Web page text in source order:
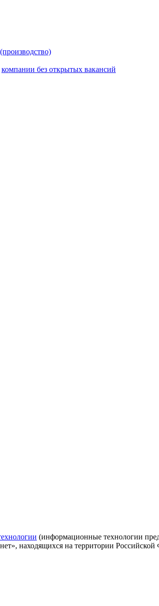
компании без открытых вакансий
(информационные технологии
находящихся на территории